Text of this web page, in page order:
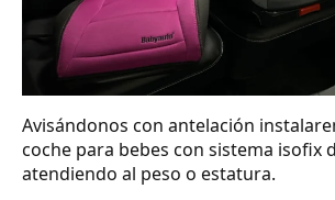
Avisándonos con antelación
coche para bebes con sistema isofix
atendiendo al peso o estatura.